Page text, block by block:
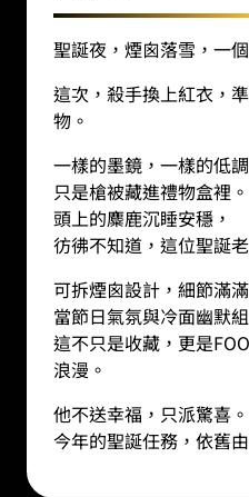
（高
米）
聖誕夜，煙囪落雪，一
這次，殺手換上紅衣，
物。
一樣的墨鏡，一樣的低
只是槍被藏進禮物盒裡。
頭上的麋鹿沉睡安穩，
彷彿不知道，這位聖誕
可拆煙囪設計，細節滿
當節日氣氛與冷面幽默組
這不只是收藏，更是
浪漫。
他不送幸福，只派驚喜。
今年的聖誕任務，依舊